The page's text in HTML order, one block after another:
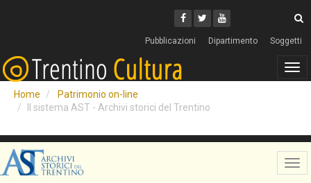
Facebook
Twitter
Youtube
Pubblicazioni Dipartimento Soggetti
Home
Patrimonio on-line
Il sistema AST - Archivi storici del Trentino